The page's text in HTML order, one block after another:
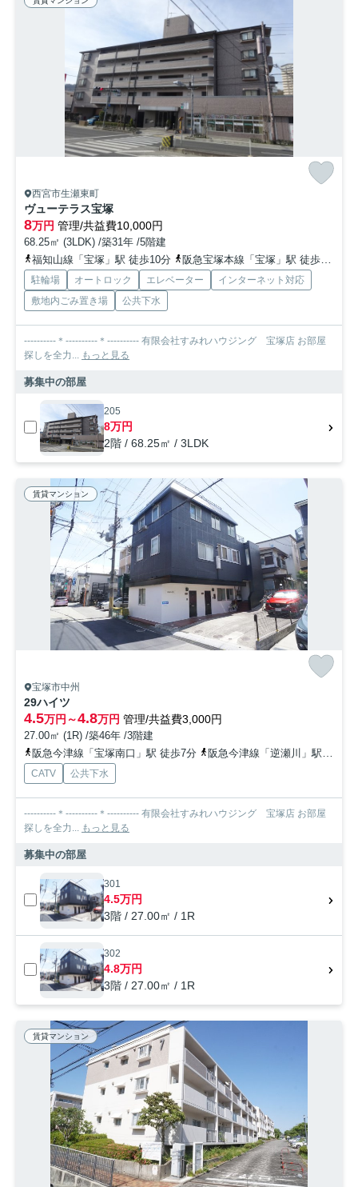
西宮市生瀬東町
ヴューテラス宝塚
8万円 管理/共益費10,000円
68.25㎡ (3LDK) /築31年 /5階建
福知山線「宝塚」駅 徒歩10分
阪急宝塚本線「宝塚」駅 徒歩10分
駐輪場 オートロック エレベーター
インターネット対応
敷地内ごみ置き場
公共下水
----------＊----------＊---------- 有限会社すみれハウジング 宝塚店 お部屋
探しを全力...
もっと見る
募集中の部屋
205
8万円
2階 / 68.25㎡ / 3LDK
賃貸マンション
宝塚市中州
29ハイツ
4.5万円～4.8万円 管理/共益費3,000円
27.00㎡ (1R) /築46年 /3階建
阪急今津線「宝塚南口」駅 徒歩7分
阪急今津線「逆瀬川」駅 徒歩7分
CATV 公共下水
----------＊----------＊---------- 有限会社すみれハウジング 宝塚店 お部屋
探しを全力...
もっと見る
募集中の部屋
301
4.5万円
3階 / 27.00㎡ / 1R
302
4.8万円
3階 / 27.00㎡ / 1R
賃貸マンション